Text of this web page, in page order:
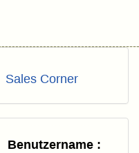
Sales Corner
Benutzername :